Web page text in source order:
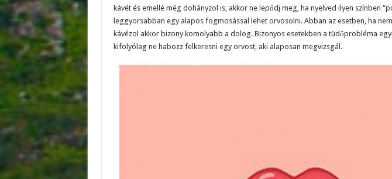
kávét és emellé még dohányzol is, akkor ne lepődj meg, ha nyelved ilyen színben
leggyorsabban egy alapos fogmosással lehet orvosolni. Abban az esetben, ha
kávézol akkor bizony komolyabb a dolog. Bizonyos esetekben a tüdőprobléma
kifolyólag ne habozz felkeresni egy orvost, aki alaposan megvizsgál.